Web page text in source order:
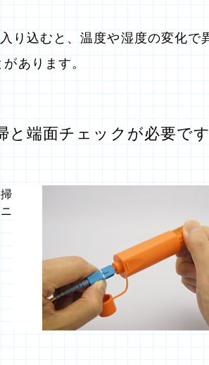
り込むと、温度や湿度の変化で
あります。
と端面チェックが必要です